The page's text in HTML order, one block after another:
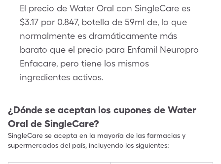
El precio de Water Oral con SingleCare es
$3.17 por 0.847, botella de 59ml de, lo que
normalmente es dramáticamente más
barato que el precio para Enfamil Neuropro
Enfacare, pero tiene los mismos
ingredientes activos.
¿Dónde se aceptan los cupones de Water
Oral de SingleCare?
SingleCare se acepta en la mayoría de las farmacias y
supermercados del país, incluyendo los siguientes: